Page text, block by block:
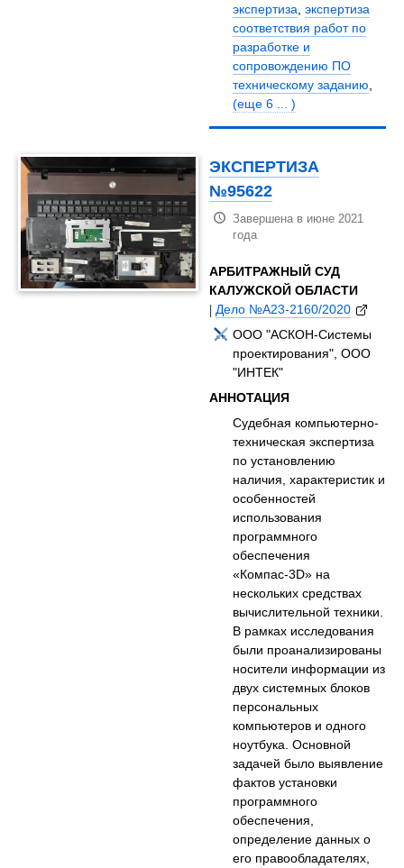
экспертиза,экспертиза
соответствия работ по
разработке и
сопровождению ПО
техническому заданию,
(еще 6 ... )
ЭКСПЕРТИЗА
№95622
Завершена в июне 2021
года
АРБИТРАЖНЫЙ СУД
КАЛУЖСКОЙ ОБЛАСТИ
|Дело №А23-2160/2020
ООО "АСКОН-Системы
проектирования", ООО
"ИНТЕК"
АННОТАЦИЯ
Судебная компьютерно-
техническая экспертиза
по установлению
наличия, характеристик и
особенностей
использования
программного
обеспечения
«Компас-3D» на
нескольких средствах
вычислительной техники.
В рамках исследования
были проанализированы
носители информации из
двух системных блоков
персональных
компьютеров и одного
ноутбука. Основной
задачей было выявление
фактов установки
программного
обеспечения,
определение данных о
его правообладателях,